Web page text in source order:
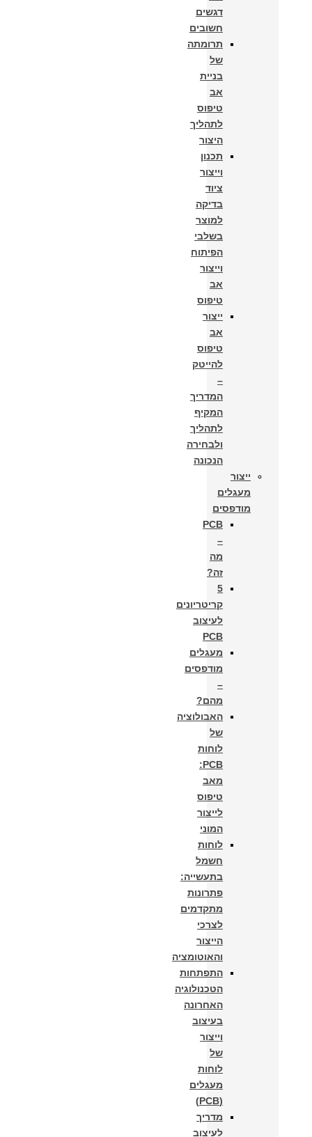
דגשים
חשובים
תרומתה
של
בניית
אב
טיפוס
לתהליך
היצור​
תכנון
וייצור
ציוד
בדיקה
למוצר
בשלבי
הפיתוח
וייצור
אב
טיפוס
ייצור
אב
טיפוס
להייטק
–
המדריך
המקיף
לתהליך
ולבחירה
הנכונה
ייצור
מעגלים
מודפסים
PCB
–
מה
זה?
5
קריטריונים
לעיצוב
PCB
מעגלים
מודפסים
–
מהם?
האבולוציה
של
לוחות
PCB:
מאב
טיפוס
לייצור
המוני
לוחות
חשמל
בתעשייה:
פתרונות
מתקדמים
לצרכי
הייצור
והאוטומציה
התפתחות
הטכנולוגיה
האחרונה
בעיצוב
וייצור
של
לוחות
מעגלים
(PCB)
מדריך
לעיצוב